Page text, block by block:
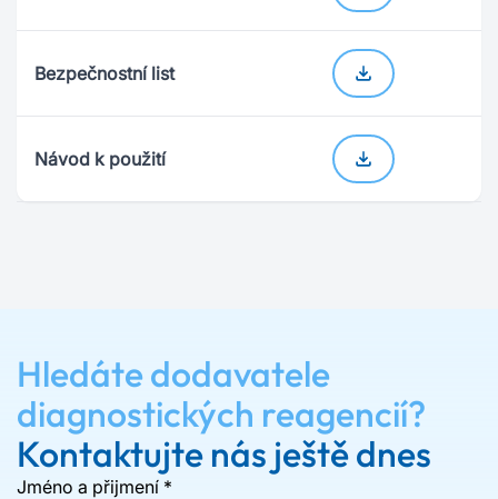
Bezpečnostní list
Návod k použití
Hledáte dodavatele
diagnostických reagencií?
Kontaktujte nás ještě dnes
Jméno a přijmení *